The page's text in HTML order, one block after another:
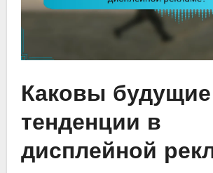
Каковы будущие
тенденции в
дисплейной